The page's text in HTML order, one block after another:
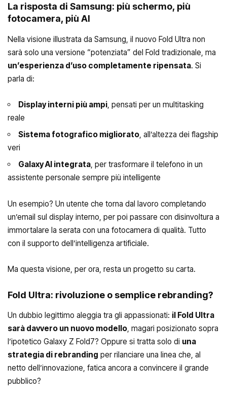
La risposta di Samsung: più schermo, più
fotocamera, più AI
Nella visione illustrata da Samsung, il nuovo Fold Ultra non
sarà solo una versione “potenziata” del Fold tradizionale, ma
un’esperienza d’uso completamente ripensata. Si
parla di:
Display interni più ampi, pensati per un multitasking
reale
Sistema fotografico migliorato, all’altezza dei flagship
veri
Galaxy AI integrata, per trasformare il telefono in un
assistente personale sempre più intelligente
Un esempio? Un utente che torna dal lavoro completando
un’email sul display interno, per poi passare con disinvoltura a
immortalare la serata con una fotocamera di qualità. Tutto
con il supporto dell’intelligenza artificiale.
Ma questa visione, per ora, resta un progetto su carta.
Fold Ultra: rivoluzione o semplice rebranding?
Un dubbio legittimo aleggia tra gli appassionati: il Fold Ultra
sarà davvero un nuovo modello , magari posizionato sopra
l’ipotetico Galaxy Z Fold7? Oppure si tratta solo di una
strategia di rebranding per rilanciare una linea che, al
netto dell’innovazione, fatica ancora a convincere il grande
pubblico?